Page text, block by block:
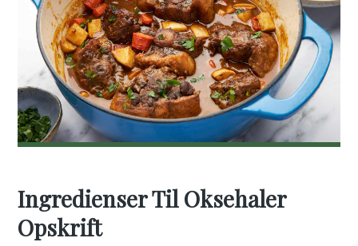
Ingredienser Til Oksehaler
Opskrift